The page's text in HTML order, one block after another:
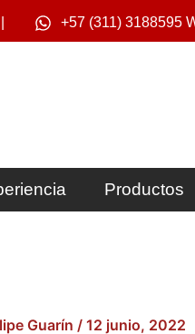
+57 (311) 3188595
Productos
Guarín / 12 junio, 2022